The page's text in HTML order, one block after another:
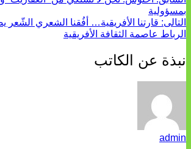
بمسؤولية
التالى: قارتنا الأفريقية… أفُقنا الشعري
الرباط عاصمة الثقافة الأفريقية
نبذة عن الكاتب
admin